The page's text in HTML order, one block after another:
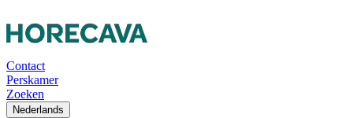
Contact
Perskamer
Zoeken
Nederlands